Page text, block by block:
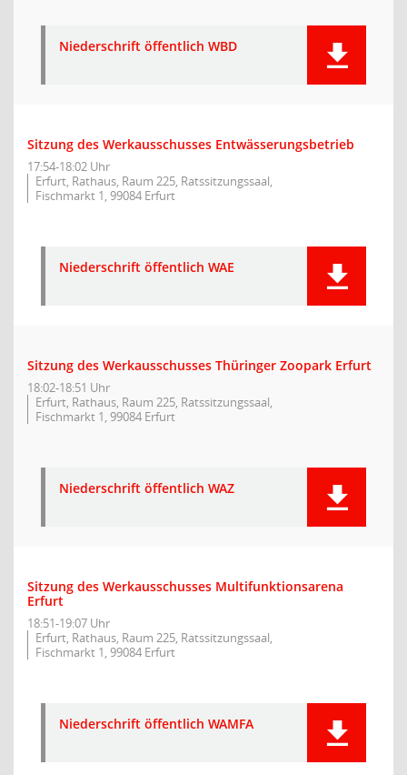
Niederschrift öffentlich WBD
Sitzung des Werkausschusses Entwässerungsbetrieb
17:54-18:02 Uhr
Erfurt, Rathaus, Raum 225, Ratssitzungssaal,
Fischmarkt 1, 99084 Erfurt
Niederschrift öffentlich WAE
Sitzung des Werkausschusses Thüringer Zoopark Erfurt
18:02-18:51 Uhr
Erfurt, Rathaus, Raum 225, Ratssitzungssaal,
Fischmarkt 1, 99084 Erfurt
Niederschrift öffentlich WAZ
Sitzung des Werkausschusses Multifunktionsarena
Erfurt
18:51-19:07 Uhr
Erfurt, Rathaus, Raum 225, Ratssitzungssaal,
Fischmarkt 1, 99084 Erfurt
Niederschrift öffentlich WAMFA